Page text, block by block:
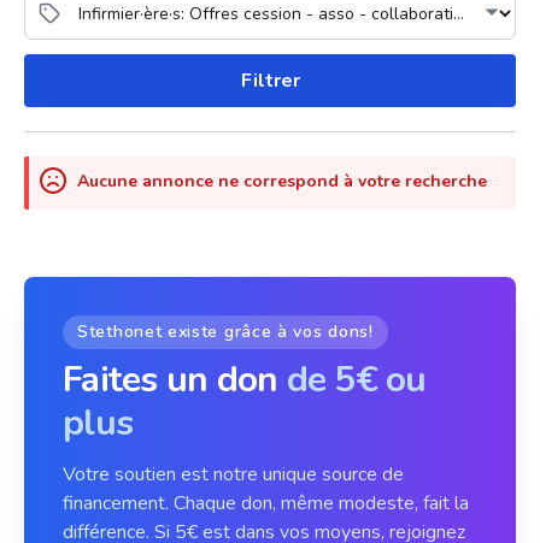
Filtrer
Aucune annonce ne correspond à votre recherche
Stethonet existe grâce à vos dons!
Faites un don de 5€ ou
plus
Votre soutien est notre unique source de
financement. Chaque don, même modeste, fait la
différence. Si 5€ est dans vos moyens, rejoignez